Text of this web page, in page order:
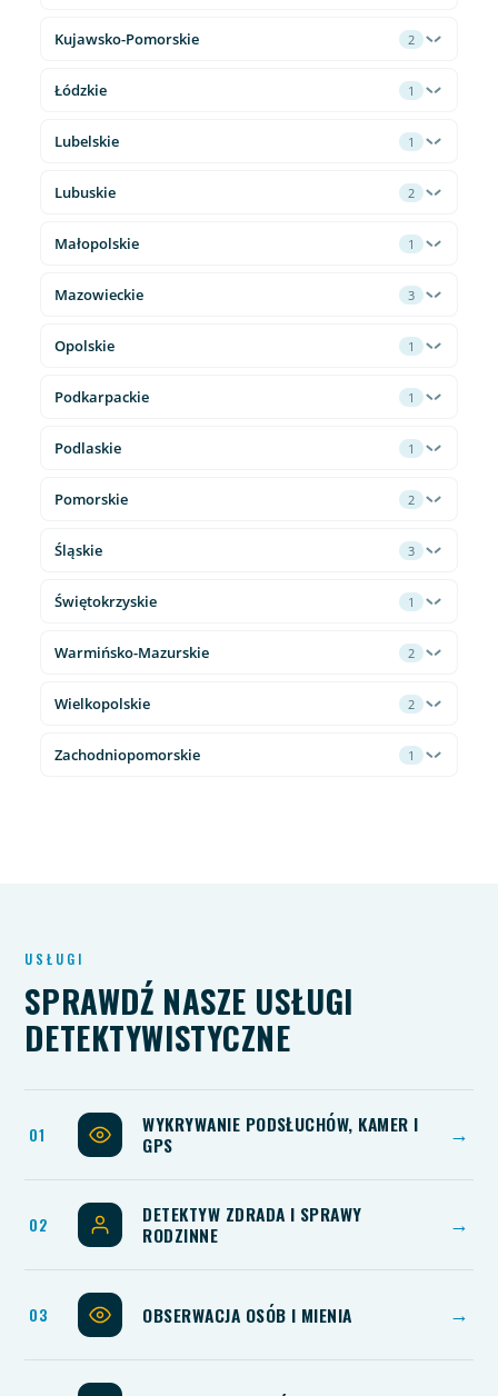
Kujawsko-Pomorskie 2
Łódzkie 1
Lubelskie 1
Lubuskie 2
Małopolskie 1
Mazowieckie 3
Opolskie 1
Podkarpackie 1
Podlaskie 1
Pomorskie 2
Śląskie 3
Świętokrzyskie 1
Warmińsko-Mazurskie 2
Wielkopolskie 2
Zachodniopomorskie 1
USŁUGI
SPRAWDŹ NASZE USŁUGI
DETEKTYWISTYCZNE
WYKRYWANIE PODSŁUCHÓW, KAMER I
GPS →
DETEKTYW ZDRADA I SPRAWY
RODZINNE →
OBSERWACJA OSÓB I MIENIA →